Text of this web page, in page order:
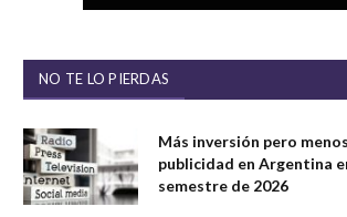
NO TE LO PIERDAS
Más inversión pero
publicidad en Argentina
semestre de 2026